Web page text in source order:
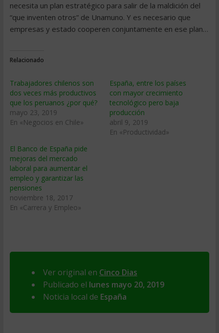
necesita un plan estratégico para salir de la maldición del
“que inventen otros” de Unamuno. Y es necesario que
empresas y estado cooperen conjuntamente en ese plan…
Relacionado
Trabajadores chilenos son
dos veces más productivos
que los peruanos ¿por qué?
mayo 23, 2019
En «Negocios en Chile»
España, entre los países
con mayor crecimiento
tecnológico pero baja
producción
abril 9, 2019
En «Productividad»
El Banco de España pide
mejoras del mercado
laboral para aumentar el
empleo y garantizar las
pensiones
noviembre 18, 2017
En «Carrera y Empleo»
Ver original en Cinco Dias
Publicado el lunes mayo 20, 2019
Noticia local de España